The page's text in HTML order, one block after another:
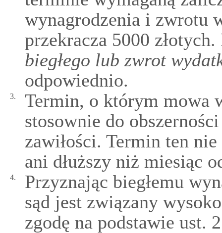
wynagrodzenia i zwrotu
przekracza 5000 złotych.
biegłego lub zwrot
odpowiednio.
3.
Termin, o którym mowa
stosownie do
zawiłości. Termin ten
ani dłuższy niż miesiąc
4.
Przyznając biegłemu
sąd jest związany
zgodę na podstawie ust.